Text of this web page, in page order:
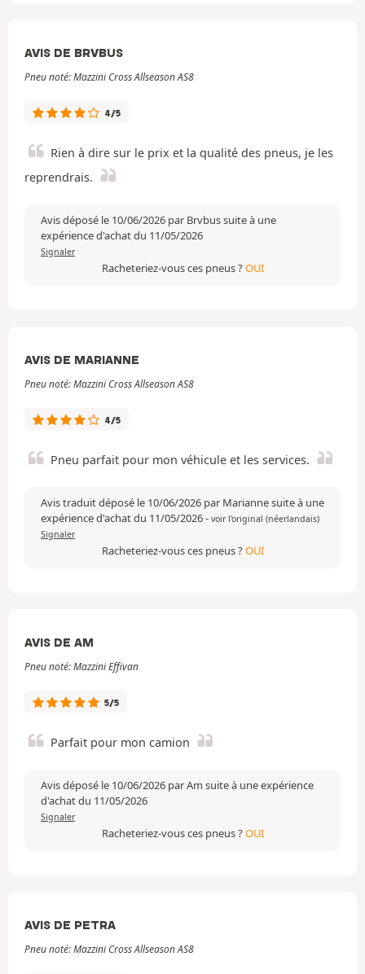
AVIS DE BRVBUS
Pneu noté: Mazzini Cross Allseason AS8
4/5
Rien à dire sur le prix et la qualité des pneus, je les
reprendrais.
Avis déposé le 10/06/2026 par Brvbus suite à une
expérience d'achat du 11/05/2026
Signaler
Racheteriez-vous ces pneus ?OUI
AVIS DE MARIANNE
Pneu noté: Mazzini Cross Allseason AS8
4/5
Pneu parfait pour mon véhicule et les services.
Avis traduit déposé le 10/06/2026 par Marianne suite à une
expérience d'achat du 11/05/2026- voir l'original (néerlandais)
Signaler
Racheteriez-vous ces pneus ?OUI
AVIS DE AM
Pneu noté: Mazzini Effivan
5/5
Parfait pour mon camion
Avis déposé le 10/06/2026 par Am suite à une expérience
d'achat du 11/05/2026
Signaler
Racheteriez-vous ces pneus ?OUI
AVIS DE PETRA
Pneu noté: Mazzini Cross Allseason AS8